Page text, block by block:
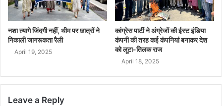
नशा त्यागे जिंदगी नहीं, थीम पर छात्रों ने
निकाली जागरूकता रैली
April 19, 2025
कांग्रेस पार्टी ने अंग्रेजों की ईस्ट इंडिया
कंपनी की तरह कई कंपनियां बनाकर देश
को लूटा-तिलक राज
April 18, 2025
Leave a Reply